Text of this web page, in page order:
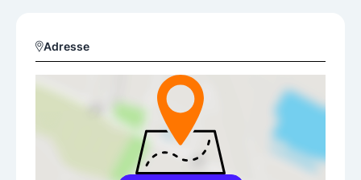
Adresse